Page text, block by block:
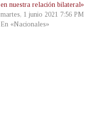
en nuestra relación bilateral»
martes, 1 junio 2021 7:56 PM
En «Nacionales»